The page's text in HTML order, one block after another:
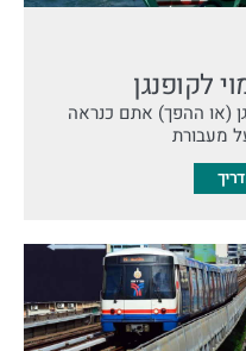
לקופנגן
(או ההפך) אתם כנראה
מעבורת